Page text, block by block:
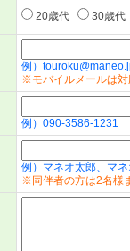
20歳代 30歳代
例）
※モバイルメールは対
例）090-3586-1231
例）マネオ太郎、マ
※同伴者の方は2名様